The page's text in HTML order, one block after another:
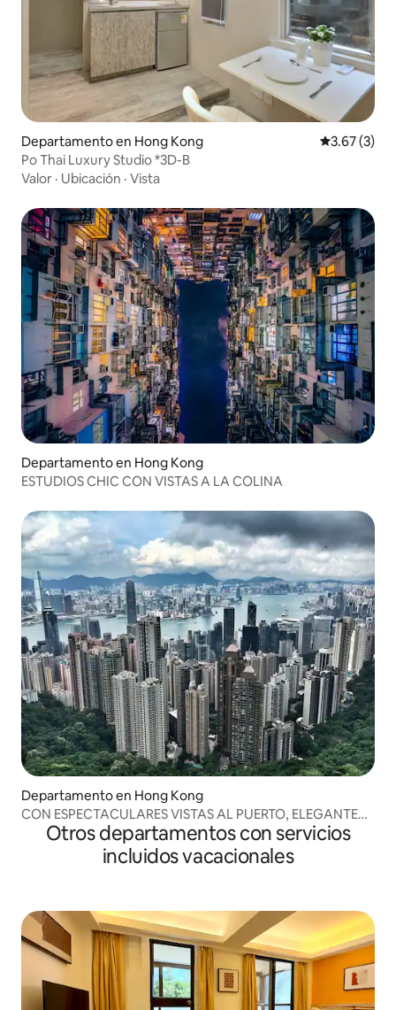
Departamento en Hong Kong Calificación
3.67 (3)
Po Thai Luxury Studio *3D-B
Valor · Ubicación · Vista
Departamento en Hong Kong
ESTUDIOS CHIC CON VISTAS A LA COLINA
Departamento en Hong Kong
CON ESPECTACULARES VISTAS AL PUERTO, ELEGANTE
DE 1 DORMITORIO
Otros departamentos con servicios
incluidos vacacionales